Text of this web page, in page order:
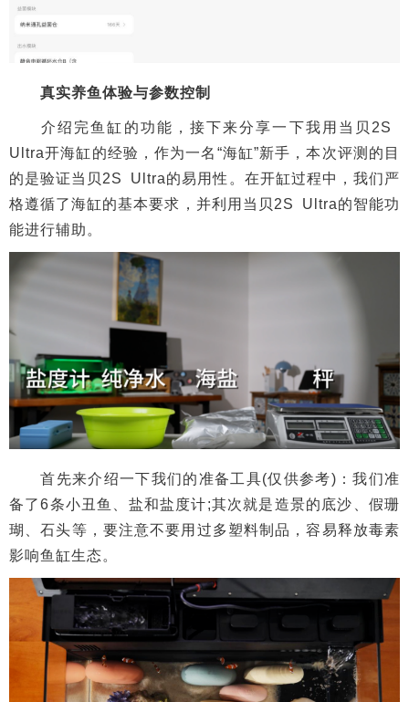
真实养鱼体验与参数控制
介绍完鱼缸的功能，接下来分享一下我用当贝2S
Ultra开海缸的经验，作为一名“海缸”新手，本次评测的目
的是验证当贝2S Ultra的易用性。在开缸过程中，我们严
格遵循了海缸的基本要求，并利用当贝2S Ultra的智能功
能进行辅助。
首先来介绍一下我们的准备工具(仅供参考)：我们准
备了6条小丑鱼、盐和盐度计;其次就是造景的底沙、假珊
瑚、石头等，要注意不要用过多塑料制品，容易释放毒素
影响鱼缸生态。